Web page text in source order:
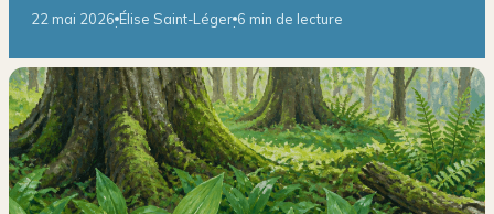
22 mai 2026·Élise Saint-Léger·6 min de lecture